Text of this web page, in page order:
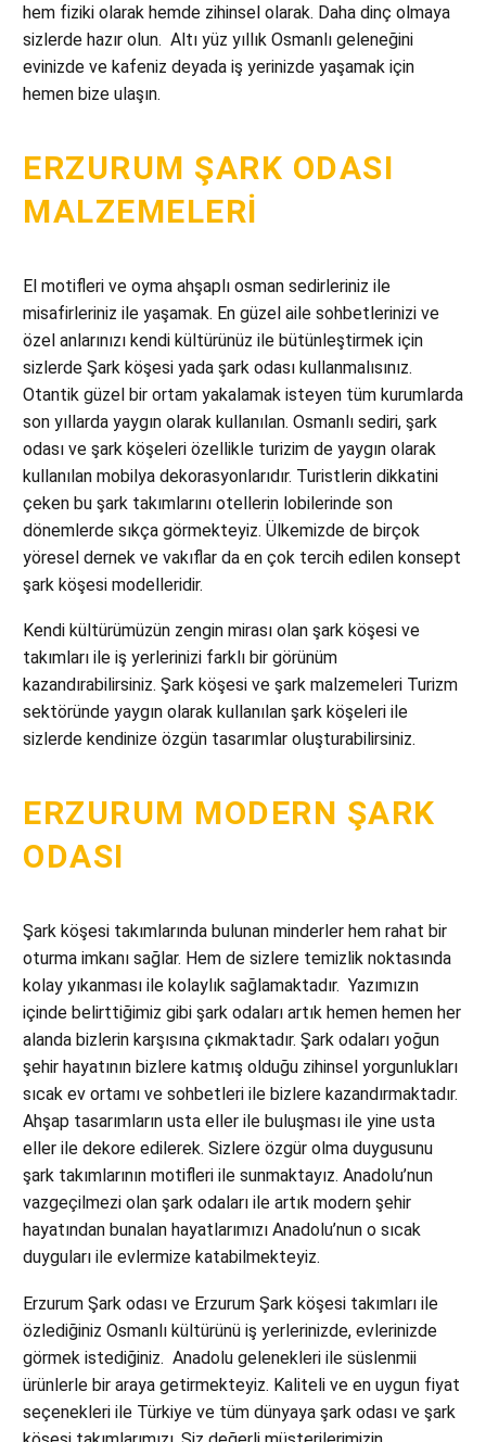
hem fiziki olarak hemde zihinsel olarak. Daha dinç olmaya
sizlerde hazır olun. Altı yüz yıllık Osmanlı geleneğini
evinizde ve kafeniz deyada iş yerinizde yaşamak için
hemen bize ulaşın.
ERZURUM ŞARK ODASI
MALZEMELERI
El motifleri ve oyma ahşaplı osman sedirleriniz ile
misafirleriniz ile yaşamak. En güzel aile sohbetlerinizi ve
özel anlarınızı kendi kültürünüz ile bütünleştirmek için
sizlerde Şark köşesi yada şark odası kullanmalısınız.
Otantik güzel bir ortam yakalamak isteyen tüm kurumlarda
son yıllarda yaygın olarak kullanılan. Osmanlı sediri, şark
odası ve şark köşeleri özellikle turizim de yaygın olarak
kullanılan mobilya dekorasyonlarıdır. Turistlerin dikkatini
çeken bu şark takımlarını otellerin lobilerinde son
dönemlerde sıkça görmekteyiz. Ülkemizde de birçok
yöresel dernek ve vakıflar da en çok tercih edilen konsept
şark köşesi modelleridir.
Kendi kültürümüzün zengin mirası olan şark köşesi ve
takımları ile iş yerlerinizi farklı bir görünüm
kazandırabilirsiniz. Şark köşesi ve şark malzemeleri Turizm
sektöründe yaygın olarak kullanılan şark köşeleri ile
sizlerde kendinize özgün tasarımlar oluşturabilirsiniz.
ERZURUM MODERN ŞARK
ODASI
Şark köşesi takımlarında bulunan minderler hem rahat bir
oturma imkanı sağlar. Hem de sizlere temizlik noktasında
kolay yıkanması ile kolaylık sağlamaktadır. Yazımızın
içinde belirttiğimiz gibi şark odaları artık hemen hemen her
alanda bizlerin karşısına çıkmaktadır. Şark odaları yoğun
şehir hayatının bizlere katmış olduğu zihinsel yorgunlukları
sıcak ev ortamı ve sohbetleri ile bizlere kazandırmaktadır.
Ahşap tasarımların usta eller ile buluşması ile yine usta
eller ile dekore edilerek. Sizlere özgür olma duygusunu
şark takımlarının motifleri ile sunmaktayız. Anadolu’nun
vazgeçilmezi olan şark odaları ile artık modern şehir
hayatından bunalan hayatlarımızı Anadolu’nun o sıcak
duyguları ile evlermize katabilmekteyiz.
Erzurum Şark odası ve Erzurum Şark köşesi takımları ile
özlediğiniz Osmanlı kültürünü iş yerlerinizde, evlerinizde
görmek istediğiniz. Anadolu gelenekleri ile süslenmii
ürünlerle bir araya getirmekteyiz. Kaliteli ve en uygun fiyat
seçenekleri ile Türkiye ve tüm dünyaya şark odası ve şark